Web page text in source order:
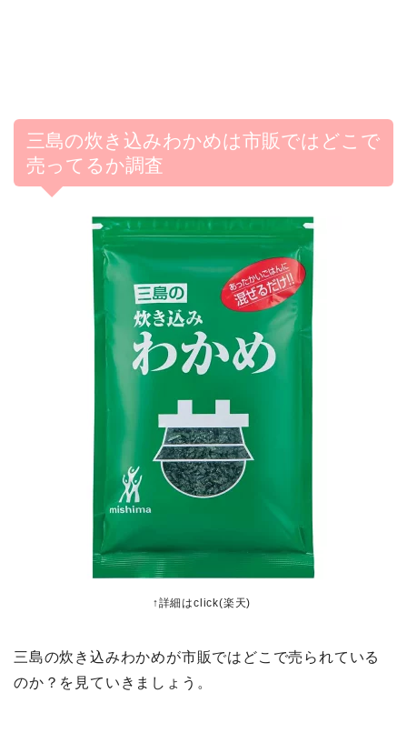
三島の炊き込みわかめは市販ではどこで
売ってるか調査
↑詳細はclick(楽天)
三島の炊き込みわかめが市販ではどこで売られている
のか？を見ていきましょう。